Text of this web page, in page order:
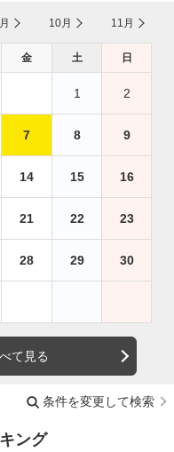
10月 11月
金 土 日
1 2
7 8 9
14 15 16
21 22 23
28 29 30
て見る
条件を変更して検索
ング